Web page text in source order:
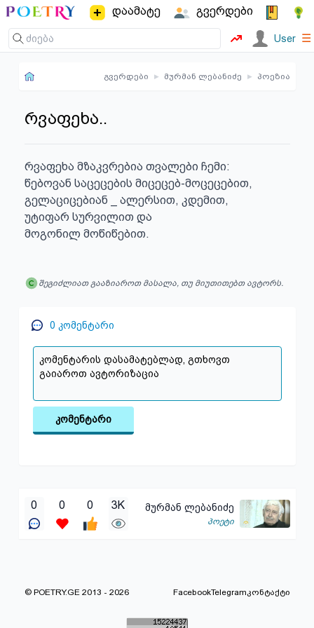
დაამატე გვერდები
User ☰
გვერდები ▸ მურმან ლებანიძე ▸ პოეზია
რვაფეხა..
რვაფეხა მზაკვრებია თვალები ჩემი:
წებოვან საცეცების მიცეცებ-მოცეცებით,
გელაციცებიან _ ალერსით, კდემით,
უტიფარ სურვილით და
მოგონილ მოწიწებით.
შეგიძლიათ გააზიაროთ მასალა, თუ მიუთითებთ ავტორს.
0 კომენტარი
კომენტარი
0 0 0 3K მურმან ლებანიძე
პოეტი
© POETRY.GE 2013 - 2026 FacebookTelegramკონტაქტი